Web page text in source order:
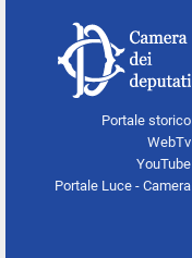
Portale storico
WebTv
YouTube
Portale Luce - Camera